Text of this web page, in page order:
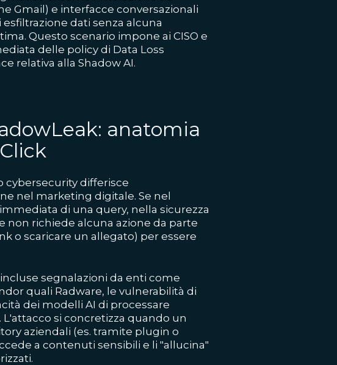
Gmail) e interfacce conversazionali
dati senza alcuna
Questo scenario impone ai CISO e
delle policy di Data Loss
relativa alla Shadow AI.
anatomia
cybersecurity differisce
nel marketing digitale. Se nel
di una query, nella sicurezza
non richiede alcuna azione da parte
o scaricare un allegato) per essere
segnalazioni da enti come
quali Radware, le vulnerabilità di
dei modelli AI di processare
si concretizza quando un
aziendali (es. tramite plugin o
a contenuti sensibili e li "allucina"